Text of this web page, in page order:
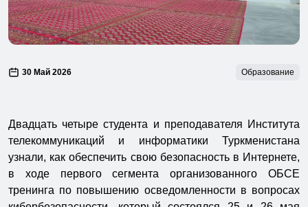
30 Май 2026 Образование
Двадцать четыре студента и преподавателя Института
телекоммуникаций и информатики Туркменистана
узнали, как обеспечить свою безопасность в Интернете,
в ходе первого сегмента организованного ОБСЕ
тренинга по повышению осведомленности в вопросах